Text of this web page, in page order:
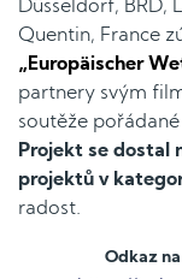
Düsseldorf, BRD,
Quentin, France
„Europäischer
partnery svým
soutěže
Projekt se dostal
projektů v
radost.
Odkaz